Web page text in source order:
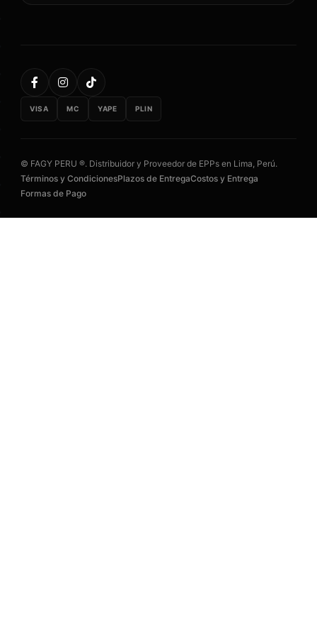
VISA MC YAPE PLIN
© FAGY PERU ®. Distribuidor y Proveedor de EPPs en Lima, Perú.
Términos y CondicionesPlazos de EntregaCostos y Entrega
Formas de Pago